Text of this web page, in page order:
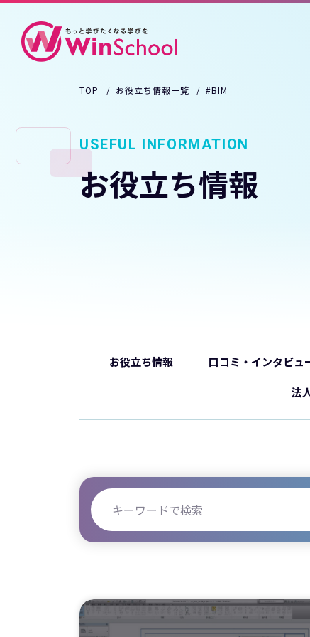
TOP お役立ち情報一覧 #BIM
USEFUL INFORMATION
お役立ち情報
お役立ち情報 口コミ・インタビュ
法